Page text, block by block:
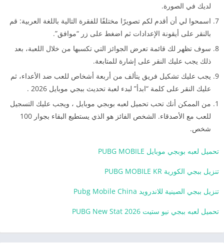
لديك في الصورة.
اسمحوا لي أن أقدم لكم تصويرًا مختلفًا للفقرة التالية باللغة العربية: قم
بالنقر على أيقونة الإعدادات ثم اضغط على زر “موافق”.
سوف تظهر لك قائمة تعرض الجوائز التي تكسبها من خلال اللعبة، بعد
ذلك يجب عليك النقر على إشارة للمتابعة.
يجب عليك تشكيل فريق يتألف من أربعة أشخاص للعب ضد الأعداء، ثم
عليك النقر على كلمة “ابدأ” لبدء لعبة تحديث ببجي موبايل 2026 .
من الممكن أنك تحب تحميل لعبه بوبجي موبايل ، ويجب عليك التسجيل
للعب مع الأصدقاء. الشخص الفائز هو الذي يستطيع البقاء بجوار 100
شخص.
تحميل لعبه بوبجي موبايل PUBG MOBILE
تنزيل ببجي الكورية PUBG MOBILE KR
تنزيل ببجي الصينية للاندرويد Pubg Mobile China
تحميل لعبه ببجي نيو ستيت PUBG New Stat 2026